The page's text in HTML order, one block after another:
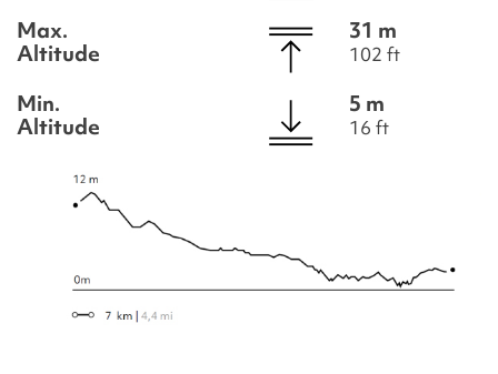
Max.
Altitude
31 m
102 ft
Min.
Altitude
5 m
16 ft